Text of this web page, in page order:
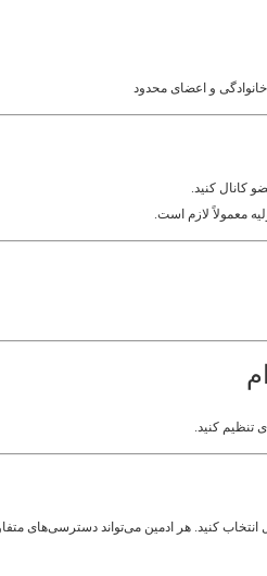
و اعضای محدود
کانال کنید.
تنظیم کنید.
انتخاب کنید. هر ادمین می‌تواند دسترسی‌های